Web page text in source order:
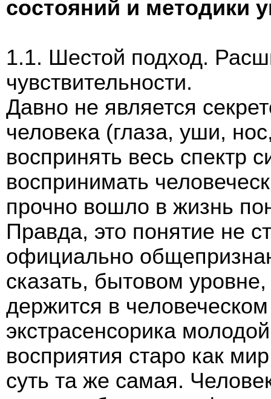
состояний и методики
1.1. Шестой подход.
чувствительности.
Давно не является
человека (глаза, уши,
воспринять весь спектр
воспринимать
прочно вошло в жизнь
Правда, это понятие не
официально
сказать, бытовом
держится в
экстрасенсорика
восприятия старо как
суть та же самая.